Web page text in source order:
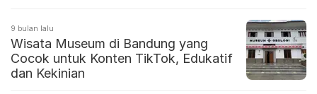
9 bulan lalu
Wisata Museum di Bandung yang
Cocok untuk Konten TikTok, Edukatif
dan Kekinian